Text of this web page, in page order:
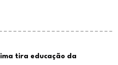
tira educação da